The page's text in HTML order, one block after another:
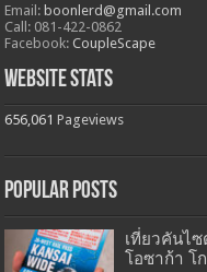
Email: boonlerd@gmail.com
Call: 081-422-0862
Facebook:CoupleScape
Website Stats
656,061 Pageviews
Popular Posts
เที่ยวคันไซ
โอซาก้า โ